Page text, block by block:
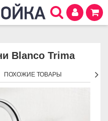
Blanco Trima
ПОХОЖИЕ ТОВАРЫ